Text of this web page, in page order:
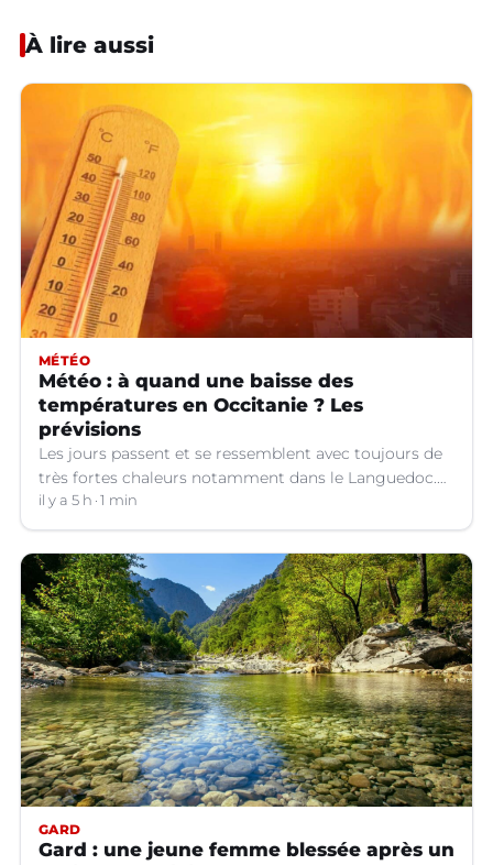
À lire aussi
MÉTÉO
Météo : à quand une baisse des
températures en Occitanie ? Les
prévisions
Les jours passent et se ressemblent avec toujours de
très fortes chaleurs notamment dans le Languedoc.
Jusqu’à quand ?
il y a 5 h 1 min
GARD
Gard : une jeune femme blessée après un